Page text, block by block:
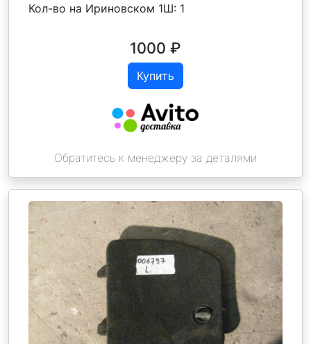
Кол-во на Ириновском 1Ш: 1
1000 ₽
Купить
Обратитесь к менеджеру за деталями